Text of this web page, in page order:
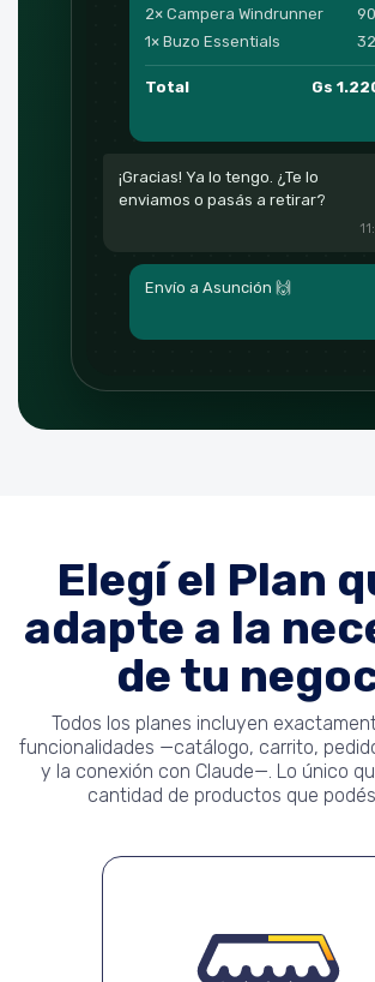
2× Campera Windrunner
1× Buzo Essentials
Total Gs
¡Gracias! Ya lo tengo. ¿Te lo
enviamos o pasás a retirar?
Envío a Asunción 🙌
Elegí el Plan
adapte a la
de tu
Todos los planes incluyen
funcionalidades —catálogo, carrito,
y la conexión con Claude—. Lo único
cantidad de productos que